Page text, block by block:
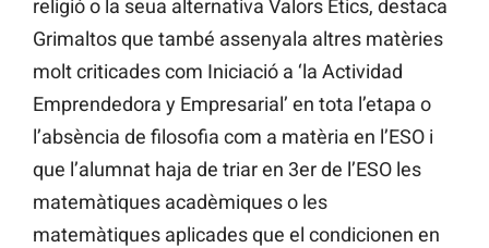
religió o la seua alternativa Valors Ètics, destaca
Grimaltos que també assenyala altres matèries
molt criticades com Iniciació a ‘la Actividad
Emprendedora y Empresarial’ en tota l’etapa o
l’absència de filosofia com a matèria en l’ESO i
que l’alumnat haja de triar en 3er de l’ESO les
matemàtiques acadèmiques o les
matemàtiques aplicades que el condicionen en